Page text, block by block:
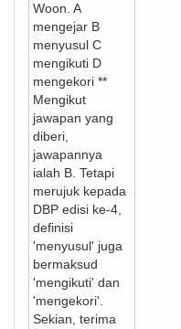
Woon. A
mengejar B
menyusul C
mengikuti D
mengekori **
Mengikut
jawapan yang
diberi,
jawapannya
ialah B. Tetapi
merujuk kepada
DBP edisi ke-4,
definisi
'menyusul' juga
bermaksud
'mengikuti' dan
'mengekori'.
Sekian, terima